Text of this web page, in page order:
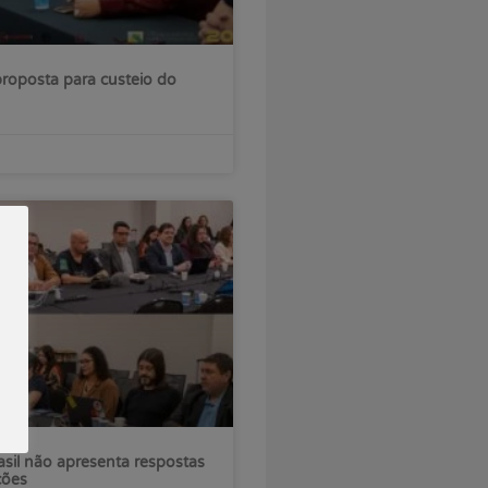
para custeio do
não apresenta respostas